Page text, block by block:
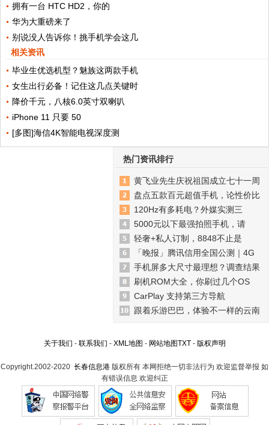
拥有一台 HTC HD2，你的
华为大重磅来了
别说没人告诉你！挑手机学会这几
相关资讯
毕业生优选机型？魅族这两款手机
女生出行必备！记住这几点关键时
降价千元，八核6.0英寸双喇叭
iPhone 11 只要 50
[多图]海信4K智能电视深度测
热门资讯排行
黄飞业先生庆祝祖国成立七十一周
盘点五款百元超值手机，论性价比
120Hz有多耗电？外媒实测三
5000元以下最强拍照手机，请
轻奢+私人订制，8848不止是
「晚报」腾讯信用全国公测｜4G
手机屏多大尺寸最理想？调查结果
刷机ROM大全，你刷过几个OS
CarPlay 支持第三方导航
跟着乐游巴巴，体验不一样的云南
关于我们 - 联系我们 - XML地图 - 网站地图TXT- 版权声明
Copyright.2002-2020 长春信息港 版权所有 本网拒绝一切非法行为 欢迎监督举报 如
有错误信息 欢迎纠正